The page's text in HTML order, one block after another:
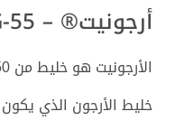
أرجونيت® – IG-55
خليط الأرجون الذي يكون